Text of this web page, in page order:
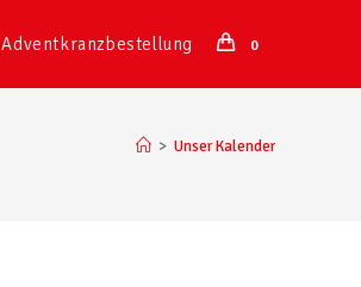
Adventkranzbestellung 0
> Unser Kalender